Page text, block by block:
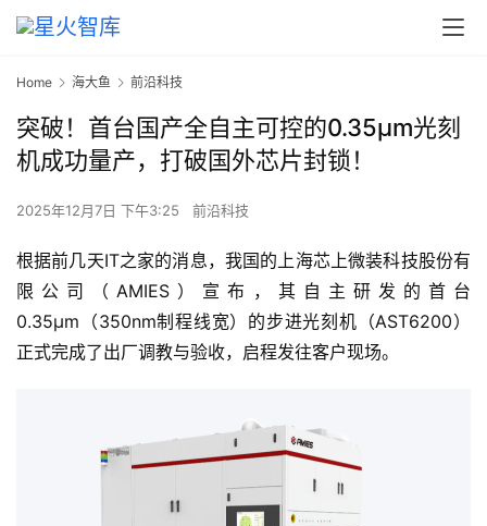
Home 海大鱼 前沿科技
突破！首台国产全自主可控的0.35μm光刻
机成功量产，打破国外芯片封锁！
2025年12月7日 下午3:25 前沿科技
根据前几天IT之家的消息，我国的上海芯上微装科技股份有
限公司（AMIES）宣布，其自主研发的首台
0.35μm（350nm制程线宽）的步进光刻机（AST6200）
正式完成了出厂调教与验收，启程发往客户现场。